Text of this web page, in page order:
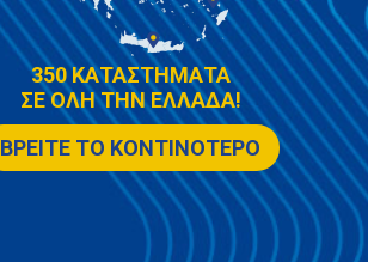
350 ΚΑΤΑΣΤΗΜΑΤΑ
ΣΕ ΟΛΗ ΤΗΝ ΕΛΛΑΔΑ!
ΒΡΕΙΤΕ ΤΟ ΚΟΝΤΙΝΟΤΕΡΟ